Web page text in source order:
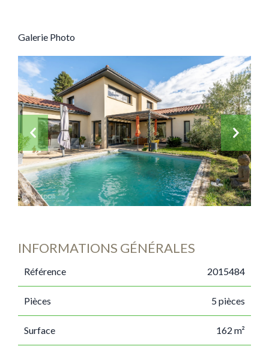
Galerie Photo
INFORMATIONS GÉNÉRALES
Référence 2015484
Pièces 5 pièces
Surface 162 m²